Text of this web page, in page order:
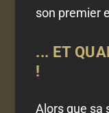
son premier
... ET
!
Alors que sa